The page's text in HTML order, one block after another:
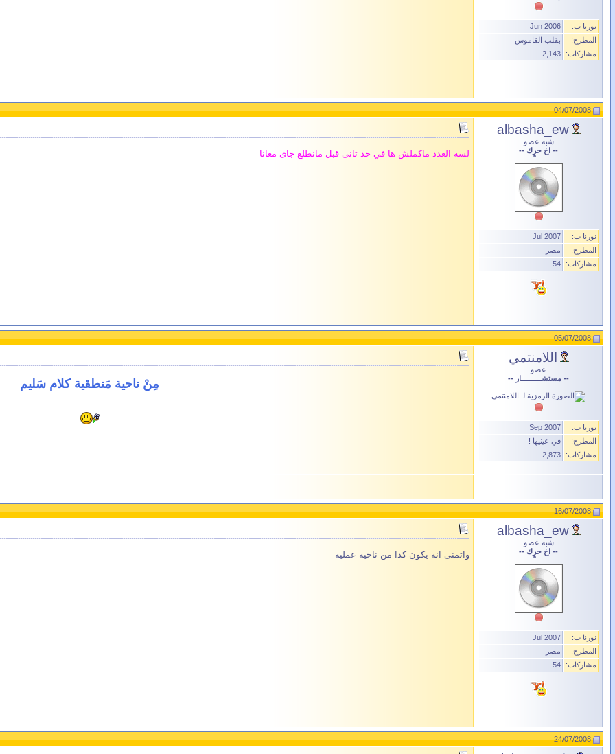
نورنا ب:
Jun 2006
المطرح:
بقلب القاموس
مشاركات:
2,143
04/07/2008
albasha_ew
شبه عضو
-- اخ حرٍك --
نورنا ب:
Jul 2007
المطرح:
مصر
مشاركات:
54
لسه العدد ماكملش ها في حد تانى قبل مانطلع جاى معانا
05/07/2008
اللامنتمي
عضو
-- مستشــــــــــار --
نورنا ب:
Sep 2007
المطرح:
في عينيها !
مشاركات:
2,873
مِنْ ناحية مَنطقية كلام سَليم
16/07/2008
albasha_ew
شبه عضو
-- اخ حرٍك --
نورنا ب:
Jul 2007
المطرح:
مصر
مشاركات:
54
واتمنى انه يكون كدا من ناحية عملية
24/07/2008